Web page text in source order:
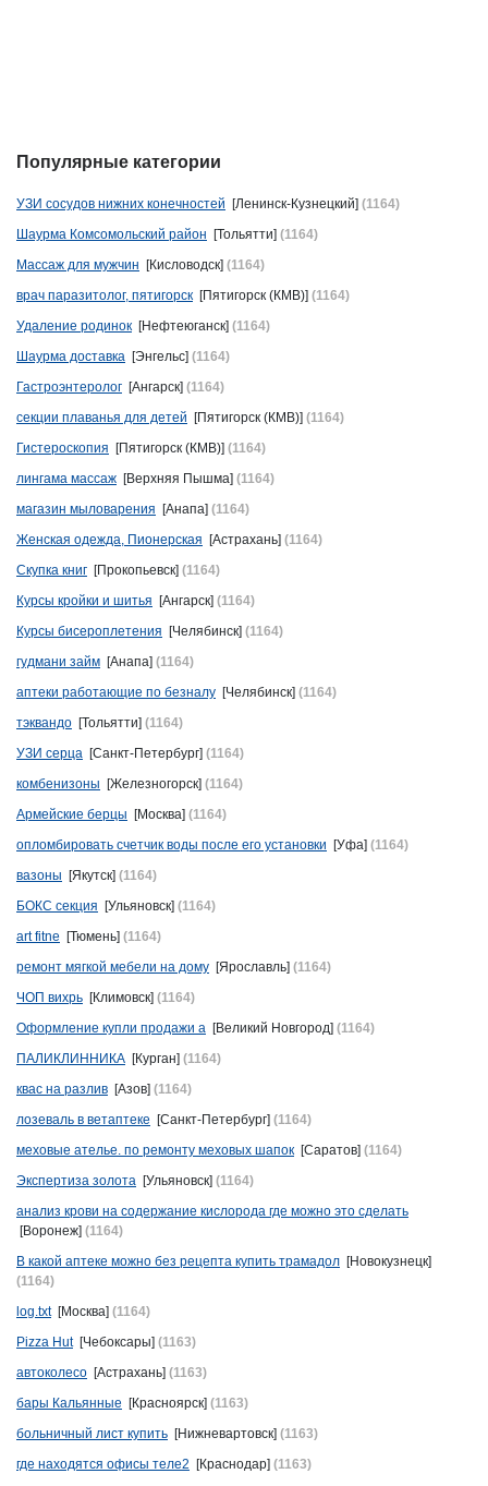
Популярные категории
УЗИ сосудов нижних конечностей [Ленинск-Кузнецкий] (1164)
Шаурма Комсомольский район [Тольятти] (1164)
Массаж для мужчин [Кисловодск] (1164)
врач паразитолог, пятигорск [Пятигорск (КМВ)] (1164)
Удаление родинок [Нефтеюганск] (1164)
Шаурма доставка [Энгельс] (1164)
Гастроэнтеролог [Ангарск] (1164)
секции плаванья для детей [Пятигорск (КМВ)] (1164)
Гистероскопия [Пятигорск (КМВ)] (1164)
лингама массаж [Верхняя Пышма] (1164)
магазин мыловарения [Анапа] (1164)
Женская одежда, Пионерская [Астрахань] (1164)
Скупка книг [Прокопьевск] (1164)
Курсы кройки и шитья [Ангарск] (1164)
Курсы бисероплетения [Челябинск] (1164)
гудмани займ [Анапа] (1164)
аптеки работающие по безналу [Челябинск] (1164)
тэквандо [Тольятти] (1164)
УЗИ серца [Санкт-Петербург] (1164)
комбенизоны [Железногорск] (1164)
Армейские берцы [Москва] (1164)
опломбировать счетчик воды после его установки [Уфа] (1164)
вазоны [Якутск] (1164)
БОКС секция [Ульяновск] (1164)
art fitne [Тюмень] (1164)
ремонт мягкой мебели на дому [Ярославль] (1164)
ЧОП вихрь [Климовск] (1164)
Оформление купли продажи а [Великий Новгород] (1164)
ПАЛИКЛИННИКА [Курган] (1164)
квас на разлив [Азов] (1164)
лозеваль в ветаптеке [Санкт-Петербург] (1164)
меховые ателье. по ремонту меховых шапок [Саратов] (1164)
Экспертиза золота [Ульяновск] (1164)
анализ крови на содержание кислорода где можно это сделать
[Воронеж] (1164)
В какой аптеке можно без рецепта купить трамадол [Новокузнецк]
(1164)
log.txt[Москва] (1164)
Pizza Hut[Чебоксары] (1163)
автоколесо [Астрахань] (1163)
бары Кальянные [Красноярск] (1163)
больничный лист купить [Нижневартовск] (1163)
где находятся офисы теле2 [Краснодар] (1163)